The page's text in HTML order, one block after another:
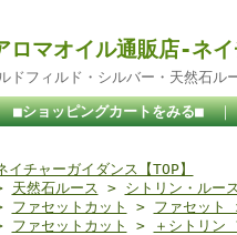
ロマオイル通販店-ネ
フィルド・シルバー・天然石ル
■ショッピングカートをみる■
イチャーガイダンス【TOP】
天然石ルース > シトリン・ルー
ファセットカット > ファセット
ファセットカット > ＋シトリン